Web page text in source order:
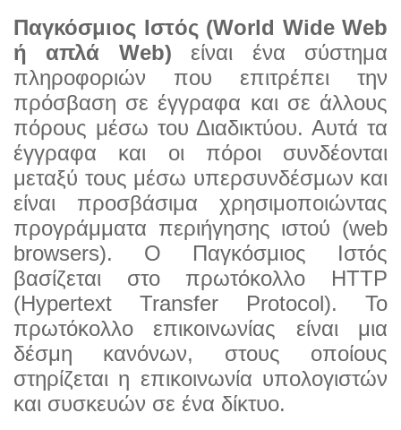
Παγκόσμιος Ιστός (World Wide Web
ή απλά Web) είναι ένα σύστημα
πληροφοριών που επιτρέπει την
πρόσβαση σε έγγραφα και σε άλλους
πόρους μέσω του Διαδικτύου. Αυτά τα
έγγραφα και οι πόροι συνδέονται
μεταξύ τους μέσω υπερσυνδέσμων και
είναι προσβάσιμα χρησιμοποιώντας
προγράμματα περιήγησης ιστού (web
browsers). Ο Παγκόσμιος Ιστός
βασίζεται στο πρωτόκολλο HTTP
(Hypertext Transfer Protocol). Το
πρωτόκολλο επικοινωνίας είναι μια
δέσμη κανόνων, στους οποίους
στηρίζεται η επικοινωνία υπολογιστών
και συσκευών σε ένα δίκτυο.